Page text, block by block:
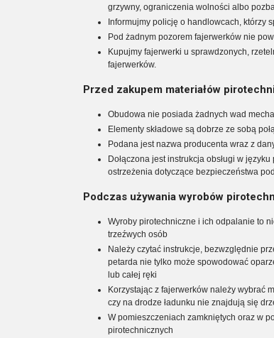
grzywny, ograniczenia wolności albo
Informujmy policję o handlowcach, którzy
Pod żadnym pozorem fajerwerków nie
Kupujmy fajerwerki u sprawdzonych,
fajerwerków.
Przed zakupem materiałów
Obudowa nie posiada żadnych wad
Elementy składowe są dobrze ze sobą
Podana jest nazwa producenta wraz z
Dołączona jest instrukcja obsługi w
ostrzeżenia dotyczące bezpieczeństwa
Podczas używania wyrobów
Wyroby pirotechniczne i ich odpalanie to
trzeźwych osób
Należy czytać instrukcje, bezwzględnie
petarda nie tylko może spowodować
lub całej ręki
Korzystając z fajerwerków należy wybrać
czy na drodze ładunku nie znajdują się
W pomieszczeniach zamkniętych oraz w
pirotechnicznych